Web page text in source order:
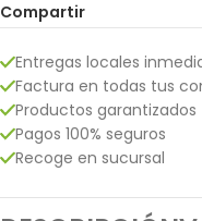
Compartir
Entregas locales
Factura en todas tus
Productos garantizados
Pagos 100% seguros
Recoge en sucursal